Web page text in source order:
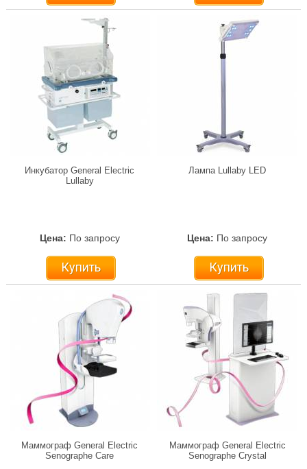
Инкубатор General Electric
Lullaby
Цена: По запросу
Купить
Лампа Lullaby LED
Цена: По запросу
Купить
Маммограф General Electric
Senographe Care
Маммограф General Electric
Senographe Crystal